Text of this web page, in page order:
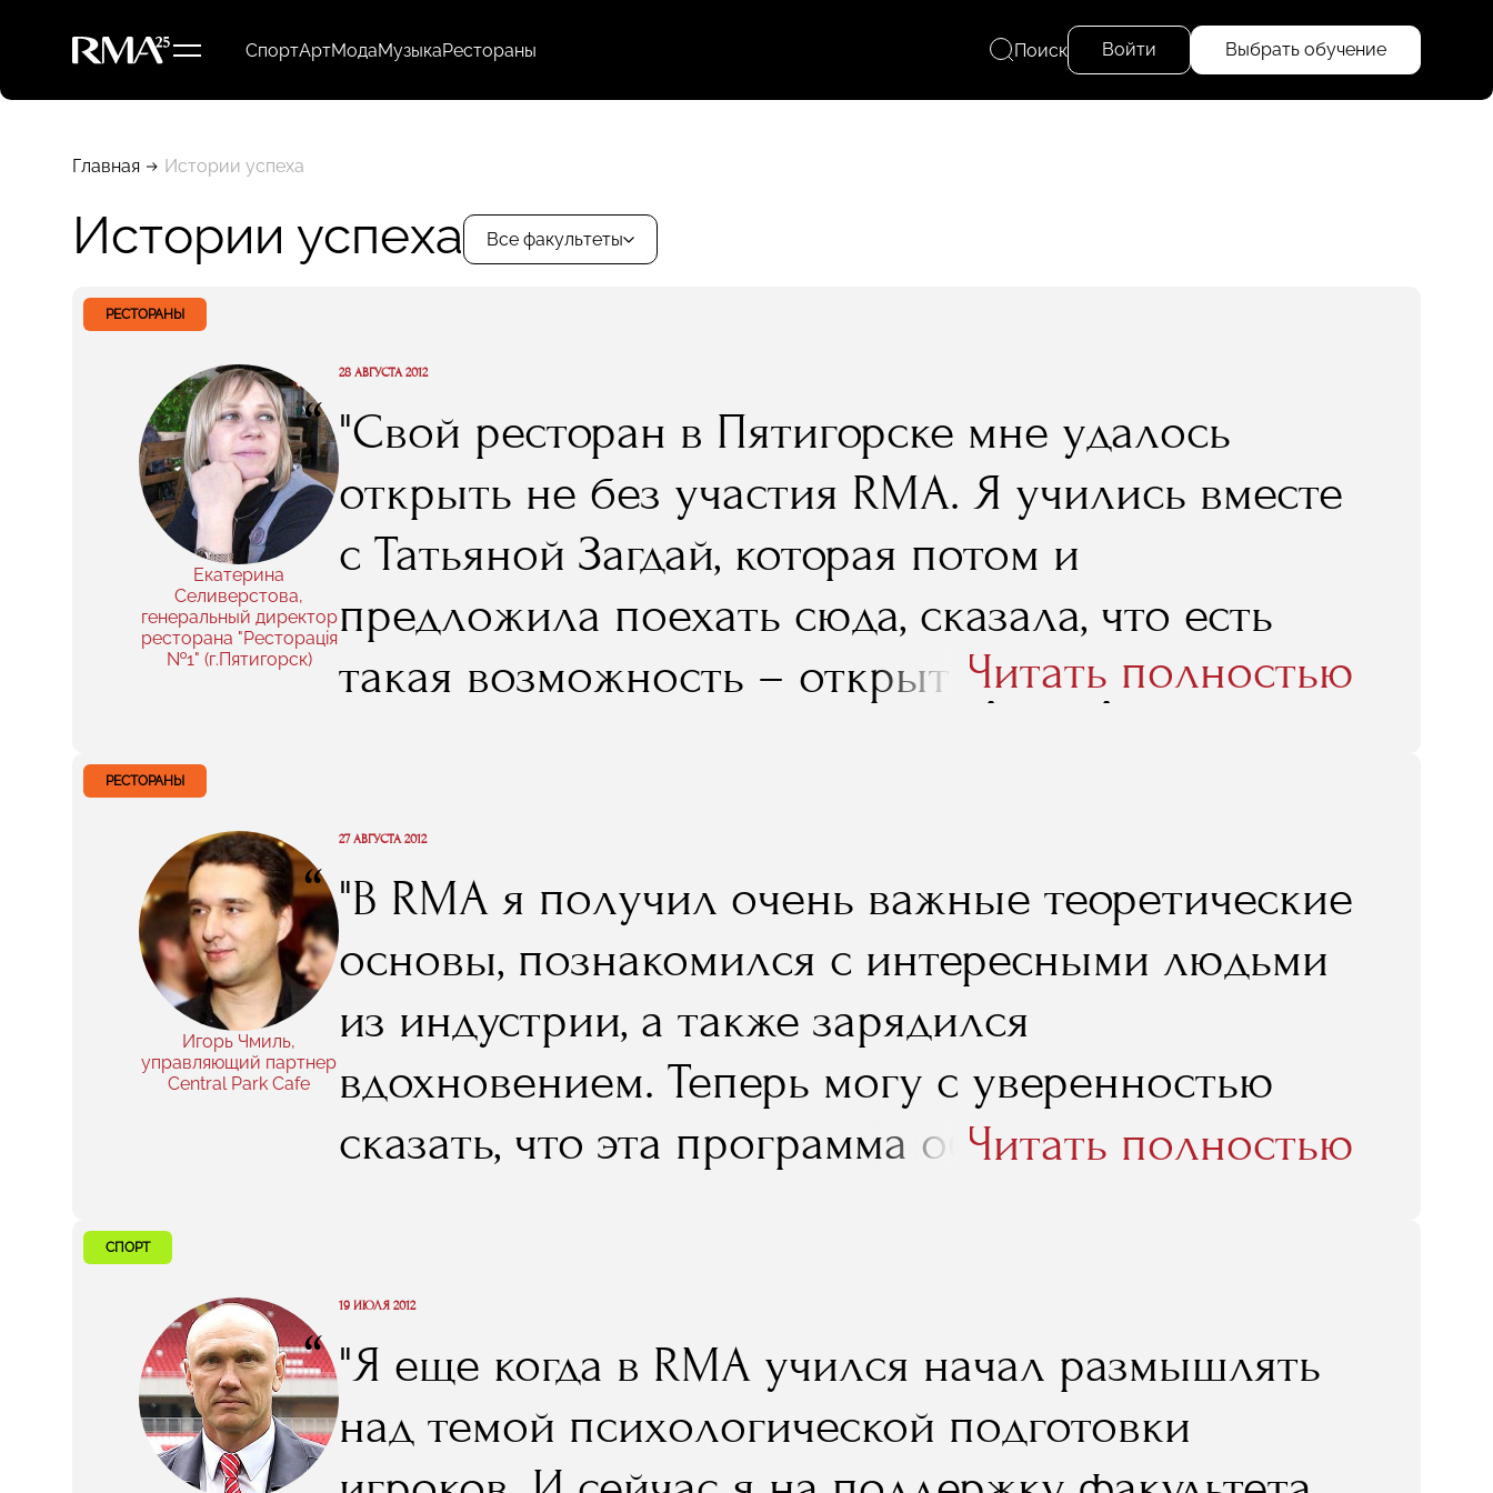
СпортАртМодаМузыкаРестораны Поиск Войти Выбрать обучение
Главная Истории успеха
Истории успеха Все факультеты
РЕСТОРАНЫ
Екатерина
Селиверстова,
генеральный директор
ресторана "Ресторацiя
№1" (г.Пятигорск)
“
28 АВГУСТА 2012
"Свой ресторан в Пятигорске мне удалось
открыть не без участия RMA. Я учились вместе
с Татьяной Загдай, которая потом и
предложила поехать сюда, сказала, что есть
такая возможность – открыть ресторан..."
Читать полностью
РЕСТОРАНЫ
Игорь Чмиль,
управляющий партнер
Central Park Cafe
“
27 АВГУСТА 2012
"В RMA я получил очень важные теоретические
основы, познакомился с интересными людьми
из индустрии, а также зарядился
вдохновением. Теперь могу с уверенностью
сказать, что эта программа обучения стоит
Читать полностью
СПОРТ
“
19 ИЮЛЯ 2012
"Я еще когда в RMA учился начал размышлять
над темой психологической подготовки